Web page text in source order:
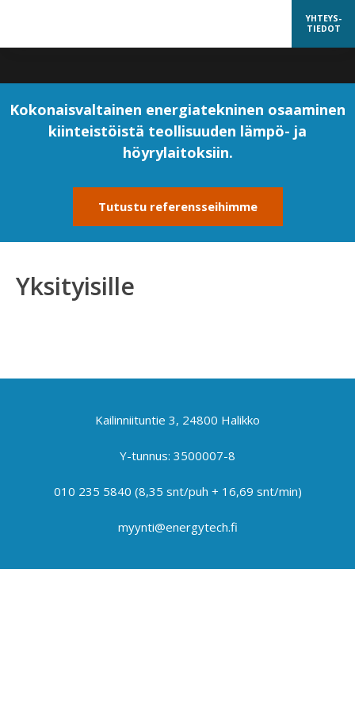
YHTEYS-
TIEDOT
Kokonaisvaltainen energiatekninen osaaminen
kiinteistöistä teollisuuden lämpö- ja
höyrylaitoksiin.
Tutustu referensseihimme
Yksityisille
Kailinniituntie 3, 24800 Halikko
Y-tunnus: 3500007-8
010 235 5840 (8,35 snt/puh + 16,69 snt/min)
myynti@energytech.fi